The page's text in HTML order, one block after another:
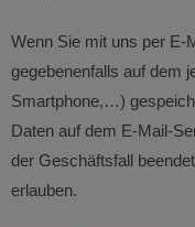
Wenn Sie mit uns per E-
gegebenenfalls auf dem
Smartphone,…)
Daten auf dem E-Mail-
der Geschäftsfall
erlauben.